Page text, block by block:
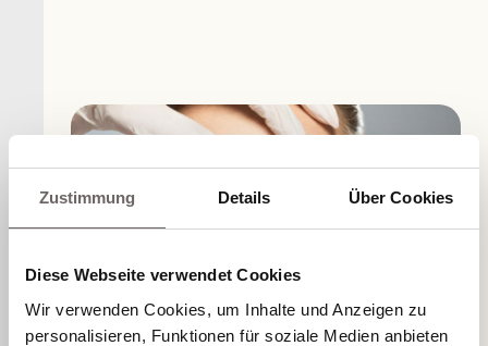
Zustimmung Details Über Cookies
Diese Webseite verwendet Cookies
Wir verwenden Cookies, um Inhalte und Anzeigen zu
personalisieren, Funktionen für soziale Medien anbieten